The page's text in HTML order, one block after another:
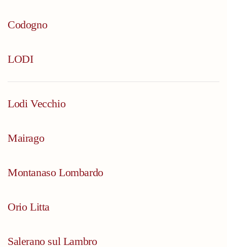
Codogno
LODI
Lodi Vecchio
Mairago
Montanaso Lombardo
Orio Litta
Salerano sul Lambro